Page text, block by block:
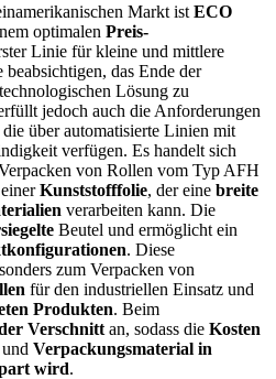
Markt ist ECO
optimalen Preis-
Linie für kleine und mittlere
das Ende der
Lösung zu
jedoch auch die Anforderungen
über automatisierte Linien mit
verfügen. Es handelt sich
von Rollen vom Typ AFH
Kunststofffolie, der eine breite
verarbeiten kann. Die
Beutel und ermöglicht ein
. Diese
zum Verpacken von
für den industriellen Einsatz und
Produkten. Beim
Verschnitt an, sodass die Kosten
Verpackungsmaterial in
wird.